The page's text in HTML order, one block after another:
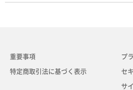
重要事項
特定商取引法に基づく表示
プ
セ
サ